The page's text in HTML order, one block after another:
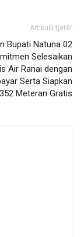
Artikulli tjetër
Bupati Natuna 02
Selesaikan
Air Ranai dengan
Serta Siapkan
Meteran Gratis